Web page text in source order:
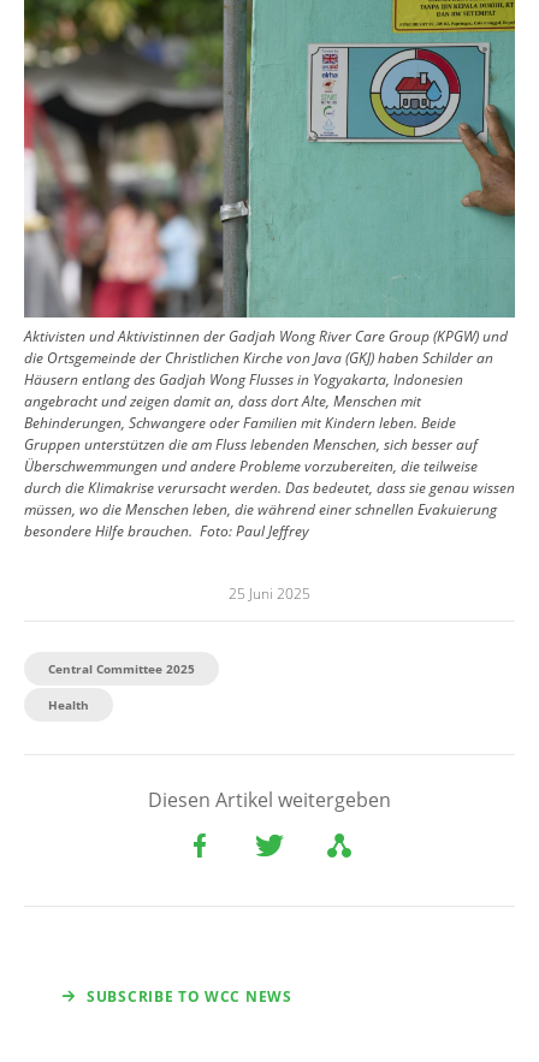
Aktivisten und Aktivistinnen der Gadjah Wong River Care Group (KPGW) und
die Ortsgemeinde der Christlichen Kirche von Java (GKJ) haben Schilder an
Häusern entlang des Gadjah Wong Flusses in Yogyakarta, Indonesien
angebracht und zeigen damit an, dass dort Alte, Menschen mit
Behinderungen, Schwangere oder Familien mit Kindern leben. Beide
Gruppen unterstützen die am Fluss lebenden Menschen, sich besser auf
Überschwemmungen und andere Probleme vorzubereiten, die teilweise
durch die Klimakrise verursacht werden. Das bedeutet, dass sie genau wissen
müssen, wo die Menschen leben, die während einer schnellen Evakuierung
besondere Hilfe brauchen. Foto:Paul Jeffrey
25 Juni 2025
Central Committee 2025
Health
Diesen Artikel weitergeben
SUBSCRIBE TO WCC NEWS